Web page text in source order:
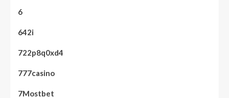
6
642i
722p8q0xd4
777casino
7Mostbet